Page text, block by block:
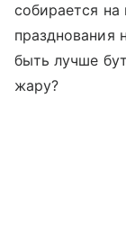
собирается
празднования
быть лучше
жару?